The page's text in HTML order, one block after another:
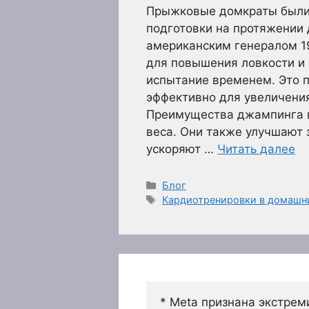
Прыжковые домкраты
подготовки на
американским генералом
для повышения ловкости
испытание временем. Это
эффективно для
Преимущества джампинга
веса. Они также улучшают
ускоряют … Читать далее
Рубрики
Блог
Метки
Кардиотренировки в
* Meta признана